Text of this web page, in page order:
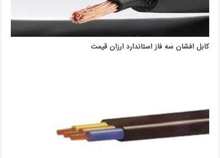
کابل افشان سه فاز استاندارد ارزان قیمت